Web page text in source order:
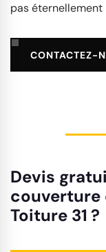
pas éternellement
CONTACTEZ-
Devis
couverture
Toiture 31 ?